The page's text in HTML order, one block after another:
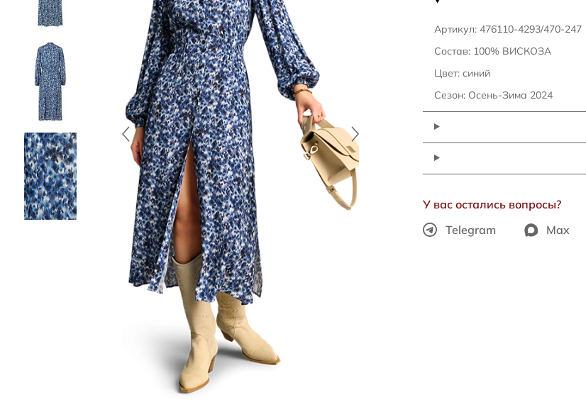
Артикул: 476110-4293/470-247
Состав: 100% ВИСКОЗА
Цвет: синий
Сезон: Осень-Зима 2024
У вас остались вопросы?
Telegram
Max